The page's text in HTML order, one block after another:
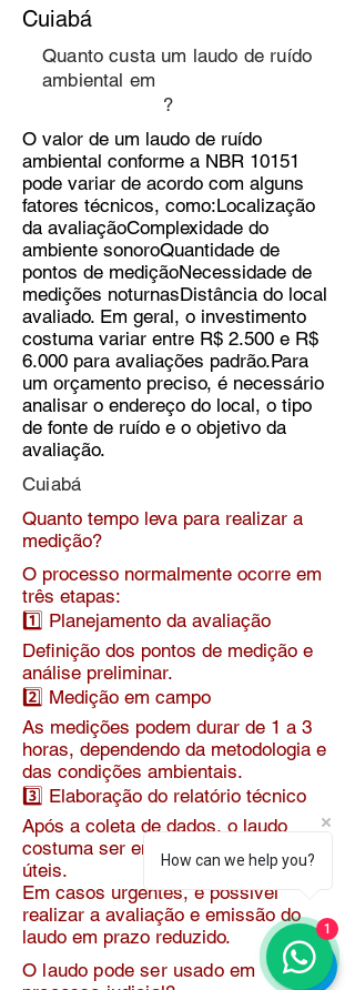
Cuiabá
Quanto custa um laudo de ruído
ambiental em
?
O valor de um laudo de ruído
ambiental conforme a NBR 10151
pode variar de acordo com alguns
fatores técnicos, como:Localização
da avaliaçãoComplexidade do
ambiente sonoroQuantidade de
pontos de mediçãoNecessidade de
medições noturnasDistância do local
avaliado. Em geral, o investimento
costuma variar entre R$ 2.500 e R$
6.000 para avaliações padrão.Para
um orçamento preciso, é necessário
analisar o endereço do local, o tipo
de fonte de ruído e o objetivo da
avaliação.
Cuiabá
Quanto tempo leva para realizar a
medição?
O processo normalmente ocorre em
três etapas:
1️⃣ Planejamento da avaliação
Definição dos pontos de medição e
análise preliminar.
2️⃣ Medição em campo
As medições podem durar de 1 a 3
horas, dependendo da metodologia e
das condições ambientais.
3️⃣ Elaboração do relatório técnico
Após a coleta de dados, o laudo
costuma ser entregue em 3 a 7 dias
úteis.
Em casos urgentes, é possível
realizar a avaliação e emissão do
laudo em prazo reduzido.
O laudo pode ser usado em
How can we help you?
1